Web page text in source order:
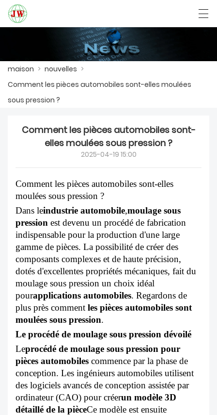
NOUVELLES
USINE
CONTACTEZ NOUS
À PROPOS DE NOUS
Български Deutsch
maison > nouvelles >
Comment les pièces automobiles sont-elles moulées
sous pression ?
Comment les pièces automobiles sont-
elles moulées sous pression ?
2025-04-19 15:00
Comment les pièces automobiles sont-elles
moulées sous pression ?
Dans leindustrie automobile,moulage sous
pression est devenu un procédé de fabrication
indispensable pour la production d'une large
gamme de pièces. La possibilité de créer des
composants complexes et de haute précision,
dotés d'excellentes propriétés mécaniques, fait du
moulage sous pression un choix idéal
pourapplications automobiles. Regardons de
plus près comment les pièces automobiles sont
moulées sous pression.
Le procédé de moulage sous pression dévoilé
Leprocédé de moulage sous pression pour
pièces automobiles commence par la phase de
conception. Les ingénieurs automobiles utilisent
des logiciels avancés de conception assistée par
ordinateur (CAO) pour créerun modèle 3D
détaillé de la pièceCe modèle est ensuite